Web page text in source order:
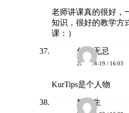
老师讲课真的很好，
知识，很好的教学方
课：）
信陵无忌
2026-04-19 / 16:03
KurTips是个人物
糖先生